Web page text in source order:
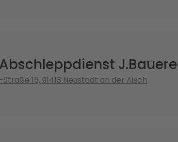
15, 91413 Neustadt an der Aisch